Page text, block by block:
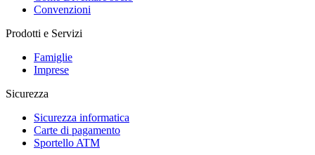
Convenzioni
Prodotti e Servizi
Famiglie
Imprese
Sicurezza
Sicurezza informatica
Carte di pagamento
Sportello ATM